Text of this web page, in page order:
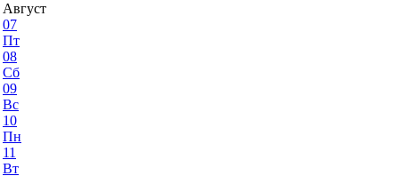
Август
07
Пт
08
Сб
09
Вс
10
Пн
11
Вт